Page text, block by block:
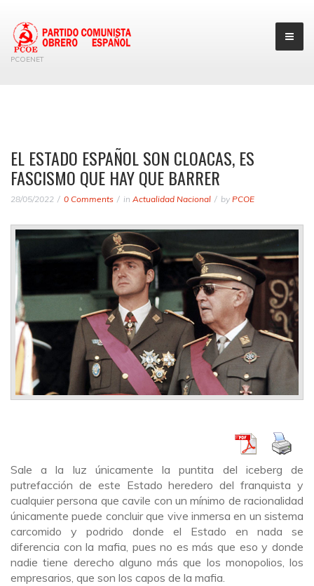
PCOENET
EL ESTADO ESPAÑOL SON CLOACAS, ES
FASCISMO QUE HAY QUE BARRER
28/05/2022 0 Comments in Actualidad Nacional by PCOE
Sale a la luz únicamente la puntita del iceberg de
putrefacción de este Estado heredero del franquista y
cualquier persona que cavile con un mínimo de racionalidad
únicamente puede concluir que vive inmersa en un sistema
carcomido y podrido donde el Estado en nada se
diferencia con la mafia, pues no es más que eso y donde
nadie tiene derecho alguno más que los monopolios, los
empresarios, que son los capos de la mafia.